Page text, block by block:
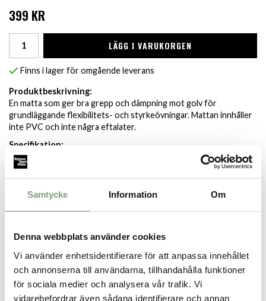
Samtycke Information Om
Denna webbplats använder cookies
Vi använder enhetsidentifierare för att anpassa innehållet
och annonserna till användarna, tillhandahålla funktioner
för sociala medier och analysera vår trafik. Vi
vidarebefordrar även sådana identifierare och annan
399 KR
LÄGG I VARUKORGEN
Finns i lager för omgående leverans
Produktbeskrivning:
En matta som ger bra grepp och dämpning mot golv för
grundläggande flexibilitets- och styrkeövningar. Mattan innhåller
inte PVC och inte några eftalater.
Specifikation:
Produktvikt: 0,60 kg
80% EVA, 20% TPE
En blandning av EVA- och TPE-skum, innehåller inte PVC
och ftalater.
SPARA SOM FAVORIT